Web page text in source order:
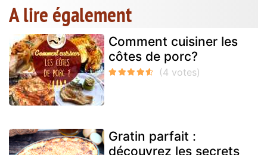
A lire également
Comment cuisiner les
côtes de porc?
Gratin parfait :
découvrez les secrets